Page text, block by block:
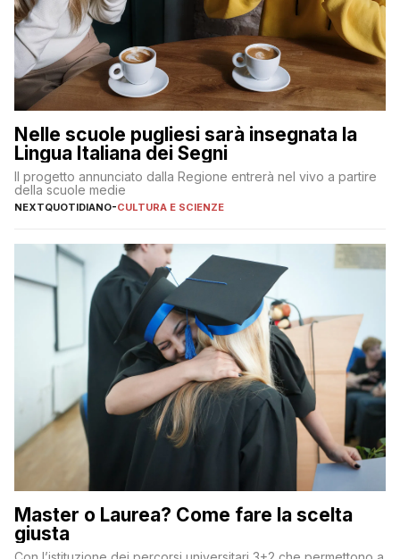
Nelle scuole pugliesi sarà insegnata la
Lingua Italiana dei Segni
Il progetto annunciato dalla Regione entrerà nel vivo a partire
della scuole medie
NEXTQUOTIDIANO-CULTURA E SCIENZE
Master o Laurea? Come fare la scelta
giusta